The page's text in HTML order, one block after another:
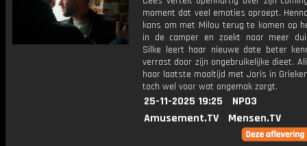
moment dat veel emoties oproept.
kans om met Milou terug te komen op
in de camper en zoekt naar meer
Silke leert haar nieuwe date beter
verrast door zijn ongebruikelijke dieet.
haar laatste maaltijd met Joris in
toch wel voor wat ongemak zorgt.
25-11-2025 19:25
NPO3
Amusement.TV
Mensen.TV